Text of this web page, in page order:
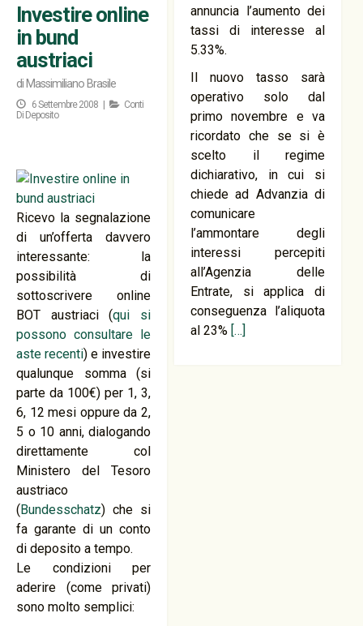
annuncia l’aumento dei
tassi di interesse al
5.33%.
Il nuovo tasso sarà
operativo solo dal
primo novembre e va
ricordato che se si è
scelto il regime
dichiarativo, in cui si
chiede ad Advanzia di
comunicare
l’ammontare degli
interessi percepiti
all’Agenzia delle
Entrate, si applica di
conseguenza l’aliquota
al 23% […]
Investire online
in bund
austriaci
di Massimiliano Brasile
6 Settembre 2008 |
Conti
Di Deposito
Ricevo la segnalazione
di un’offerta davvero
interessante: la
possibilità di
sottoscrivere online
BOT austriaci (qui si
possono consultare le
aste recenti) e investire
qualunque somma (si
parte da 100€) per 1, 3,
6, 12 mesi oppure da 2,
5 o 10 anni, dialogando
direttamente col
Ministero del Tesoro
austriaco
(Bundesschatz) che si
fa garante di un conto
di deposito a tempo.
Le condizioni per
aderire (come privati)
sono molto semplici: